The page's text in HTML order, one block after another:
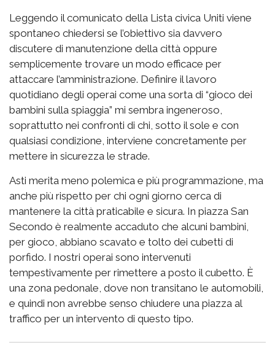
Leggendo il comunicato della Lista civica Uniti viene
spontaneo chiedersi se l’obiettivo sia davvero
discutere di manutenzione della città oppure
semplicemente trovare un modo efficace per
attaccare l’amministrazione. Definire il lavoro
quotidiano degli operai come una sorta di “gioco dei
bambini sulla spiaggia” mi sembra ingeneroso,
soprattutto nei confronti di chi, sotto il sole e con
qualsiasi condizione, interviene concretamente per
mettere in sicurezza le strade.
Asti merita meno polemica e più programmazione, ma
anche più rispetto per chi ogni giorno cerca di
mantenere la città praticabile e sicura. In piazza San
Secondo è realmente accaduto che alcuni bambini,
per gioco, abbiano scavato e tolto dei cubetti di
porfido. I nostri operai sono intervenuti
tempestivamente per rimettere a posto il cubetto. È
una zona pedonale, dove non transitano le automobili,
e quindi non avrebbe senso chiudere una piazza al
traffico per un intervento di questo tipo.